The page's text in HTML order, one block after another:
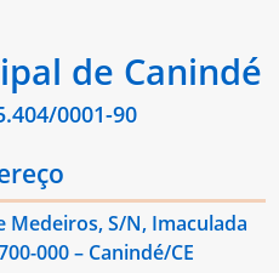
de Canindé
0001-90
Medeiros, S/N, Imaculada
000 – Canindé/CE